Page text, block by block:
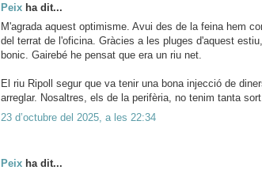
Peix ha dit...
M'agrada aquest optimisme. Avui des de la feina hem
del terrat de l'oficina. Gràcies a les pluges d'aquest
bonic. Gairebé he pensat que era un riu net.
El riu Ripoll segur que va tenir una bona injecció de
arreglar. Nosaltres, els de la perifèria, no tenim tanta
23 d’octubre del 2025, a les 22:34
Peix ha dit...